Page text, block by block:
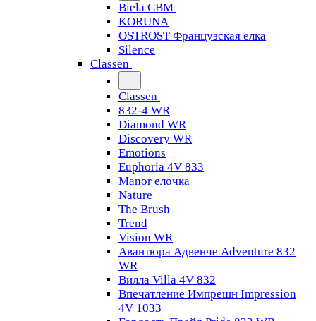
Biela CBM
KORUNA
OSTROST Французская елка
Silence
Classen
Classen
832-4 WR
Diamond WR
Discovery WR
Emotions
Euphoria 4V 833
Manor елочка
Nature
The Brush
Trend
Vision WR
Авантюра Адвенче Adventure 832
WR
Вилла Villa 4V 832
Впечатление Импрешн Impression
4V 1033